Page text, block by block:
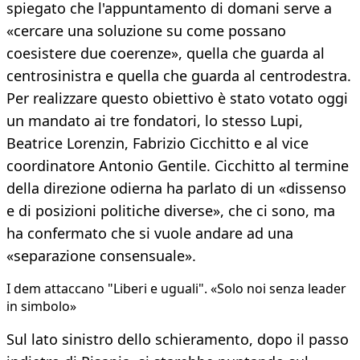
spiegato che l'appuntamento di domani serve a
«cercare una soluzione su come possano
coesistere due coerenze», quella che guarda al
centrosinistra e quella che guarda al centrodestra.
Per realizzare questo obiettivo è stato votato oggi
un mandato ai tre fondatori, lo stesso Lupi,
Beatrice Lorenzin, Fabrizio Cicchitto e al vice
coordinatore Antonio Gentile. Cicchitto al termine
della direzione odierna ha parlato di un «dissenso
e di posizioni politiche diverse», che ci sono, ma
ha confermato che si vuole andare ad una
«separazione consensuale».
I dem attaccano "Liberi e uguali". «Solo noi senza leader
in simbolo»
Sul lato sinistro dello schieramento, dopo il passo